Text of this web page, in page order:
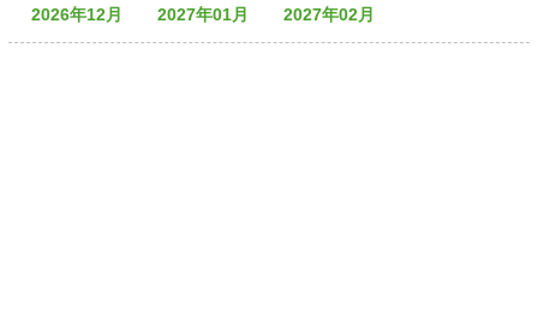
掲示板 タウン情報 教えて！
2026年12月
2027年01月 2027年02月